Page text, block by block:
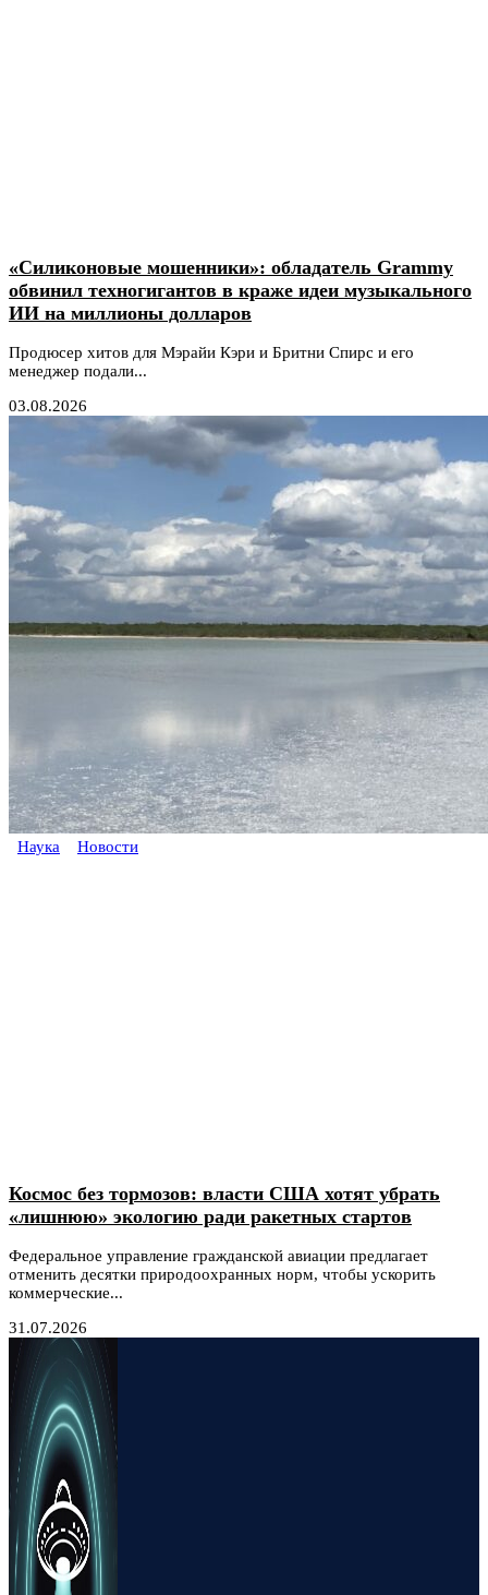
«Силиконовые мошенники»: обладатель Grammy
обвинил техногигантов в краже идеи музыкального
ИИ на миллионы долларов
Продюсер хитов для Мэрайи Кэри и Бритни Спирс и его
менеджер подали...
03.08.2026
Наука Новости
Космос без тормозов: власти США хотят убрать
«лишнюю» экологию ради ракетных стартов
Федеральное управление гражданской авиации предлагает
отменить десятки природоохранных норм, чтобы ускорить
коммерческие...
31.07.2026